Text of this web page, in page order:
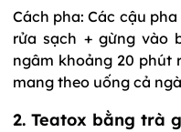
Cách pha: Các cậu
rửa sạch + gừng vào
ngâm khoảng 20 phút
mang theo uống cả
2. Teatox bằng trà